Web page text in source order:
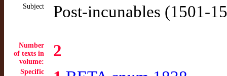
Subject Post-incunables (1501-
Number
of texts in
volume:
2
Specific